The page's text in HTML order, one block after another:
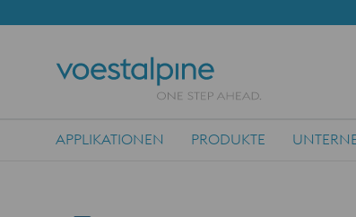
APPLIKATIONEN PRODUKTE